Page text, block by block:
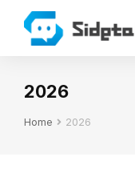
2026
You are here:
Home 2026